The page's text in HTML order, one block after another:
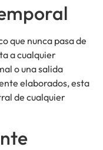
que nunca pasa de
a cualquier
o una salida
elaborados, esta
de cualquier